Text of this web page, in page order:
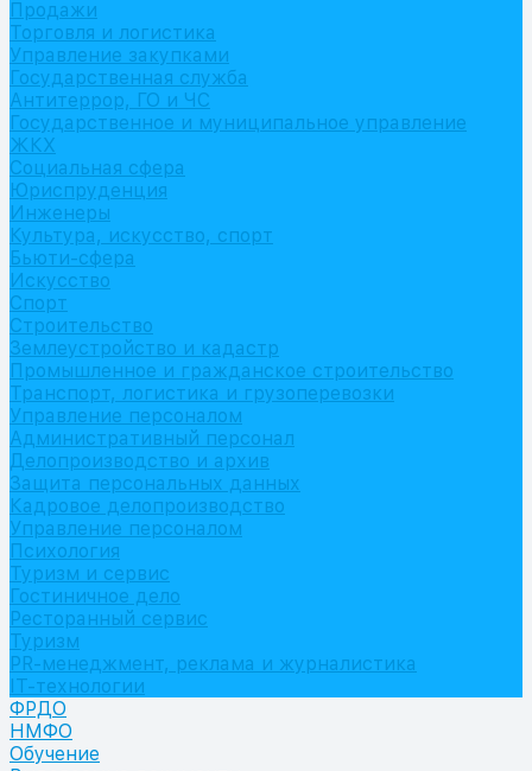
Продажи
Торговля и логистика
Управление закупками
Государственная служба
Антитеррор, ГО и ЧС
Государственное и муниципальное управление
ЖКХ
Социальная сфера
Юриспруденция
Инженеры
Культура, искусство, спорт
Бьюти-сфера
Искусство
Спорт
Строительство
Землеустройство и кадастр
Промышленное и гражданское строительство
Транспорт, логистика и грузоперевозки
Управление персоналом
Административный персонал
Делопроизводство и архив
Защита персональных данных
Кадровое делопроизводство
Управление персоналом
Психология
Туризм и сервис
Гостиничное дело
Ресторанный сервис
Туризм
PR-менеджмент, реклама и журналистика
IT-технологии
ФРДО
НМФО
Обучение